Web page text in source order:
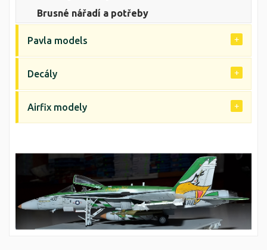
Brusné nářadí a potřeby
Pavla models
Decály
Airfix modely